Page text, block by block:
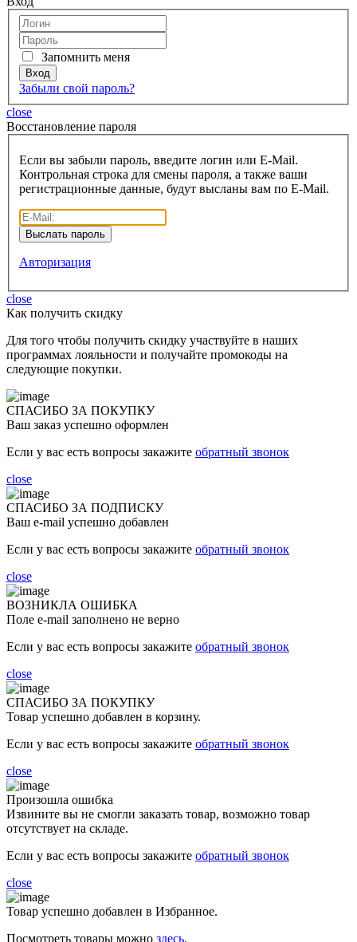
Запомнить меня
Забыли свой пароль?
close
Восcтановление пароля
Если вы забыли пароль, введите логин или E-Mail.
Контрольная строка для смены пароля, а также ваши
регистрационные данные, будут высланы вам по E-Mail.
Авторизация
close
Как получить скидку
Для того чтобы получить скидку участвуйте в наших
программах лояльности и получайте промокоды на
следующие покупки.
СПАСИБО ЗА ПОКУПКУ
Ваш заказ успешно оформлен
Если у вас есть вопросы закажите обратный звонок
close
СПАСИБО ЗА ПОДПИСКУ
Ваш e-mail успешно добавлен
Если у вас есть вопросы закажите обратный звонок
close
ВОЗНИКЛА ОШИБКА
Поле e-mail заполнено не верно
Если у вас есть вопросы закажите обратный звонок
close
СПАСИБО ЗА ПОКУПКУ
Товар успешно добавлен в корзину.
Если у вас есть вопросы закажите обратный звонок
close
Произошла ошибка
Извините вы не смогли заказать товар, возможно товар
отсутствует на складе.
Если у вас есть вопросы закажите обратный звонок
close
Товар успешно добавлен в Избранное.
Посмотреть товары можно здесь.